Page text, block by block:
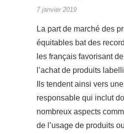
7 janvier 2019
La part de marché des
équitables bat des
les français favorisant
l’achat de produits
Ils tendent ainsi vers
responsable qui inclut
nombreux aspects
de l’usage de produits